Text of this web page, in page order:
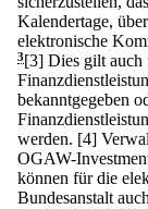
Kalendertage,
elektronische
3[3] Dies gilt auch
bekanntgegeben
werden. [4]
OGAW-
können für die
Bundesanstalt